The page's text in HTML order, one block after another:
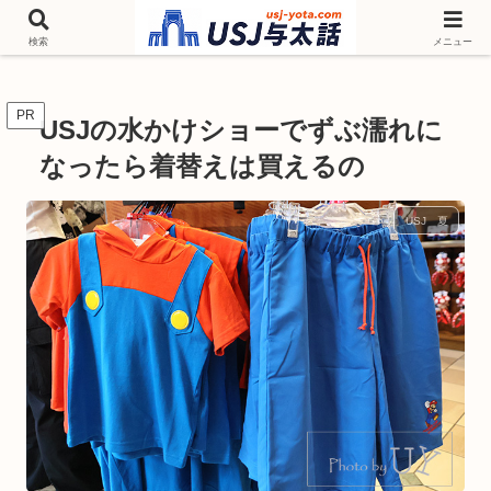
チケットやシーズンイベント ニンテンドーワールド アトラクションなどユニ
バを歩いて情報収集しています
PR USJの水かけショーでずぶ濡れに
なったら着替えは買えるの
USJ 夏
検索 メニュー